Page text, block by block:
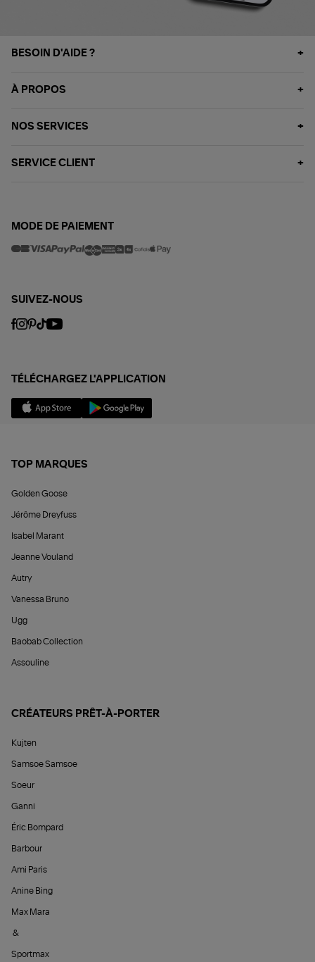
BESOIN D'AIDE ?
À PROPOS
NOS SERVICES
SERVICE CLIENT
MODE DE PAIEMENT
SUIVEZ-NOUS
TÉLÉCHARGEZ L'APPLICATION
TOP MARQUES
Golden Goose
Jérôme Dreyfuss
Isabel Marant
Jeanne Vouland
Autry
Vanessa Bruno
Ugg
Baobab Collection
Assouline
CRÉATEURS PRÊT-À-PORTER
Kujten
Samsoe Samsoe
Soeur
Ganni
Éric Bompard
Barbour
Ami Paris
Anine Bing
Max Mara
&
Sportmax